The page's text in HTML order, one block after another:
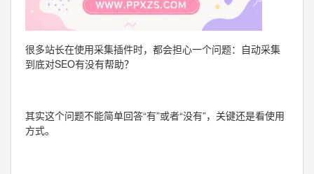
很多站长在使用采集插件时，都会担心一个问题：自动采集
到底对SEO有没有帮助？
其实这个问题不能简单回答“有”或者“没有”，关键还是看使用
方式。